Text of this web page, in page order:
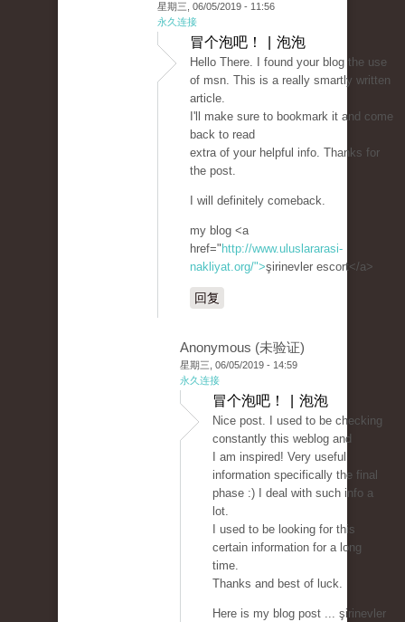
星期三, 06/05/2019 - 11:56
永久连接
冒个泡吧！ | 泡泡
Hello There. I found your blog the use
of msn. This is a really smartly written
article.
I'll make sure to bookmark it and come
back to read
extra of your helpful info. Thanks for
the post.
I will definitely comeback.
my blog <a
href=" http://www.uluslararasi-
nakliyat.org/">şirinevler escort</a>
回复
Anonymous (未验证)
星期三, 06/05/2019 - 14:59
永久连接
冒个泡吧！ | 泡泡
Nice post. I used to be checking
constantly this weblog and
I am inspired! Very useful
information specifically the final
phase :) I deal with such info a
lot.
I used to be looking for this
certain information for a long
time.
Thanks and best of luck.
Here is my blog post ... şirinevler